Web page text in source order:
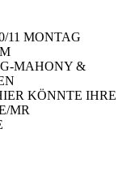
11 MONTAG
MAHONY &
KÖNNTE IHRE
MR